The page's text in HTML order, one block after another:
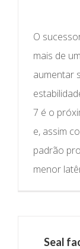
O
mais de
aumentar
7 é o
e, assim
padrão
menor
Seal